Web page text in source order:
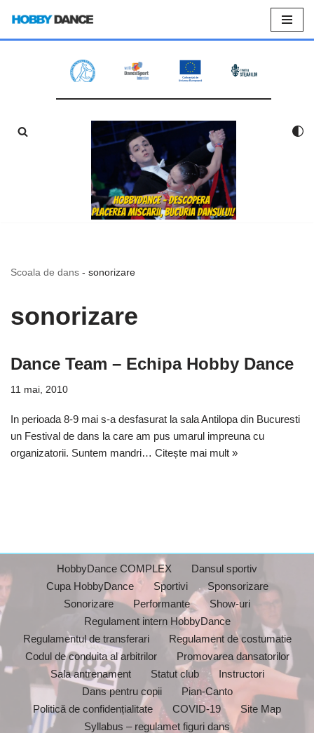
Sari
Scoala de dans - sonorizare
sonorizare
Dance Team – Echipa Hobby Dance
11 mai, 2010
In perioada 8-9 mai s-a desfasurat la sala Antilopa din Bucuresti
un Festival de dans la care am pus umarul impreuna cu
organizatorii. Suntem mandri… Citește mai mult »
HobbyDance COMPLEX
Dansul sportiv
Cupa HobbyDance
Sportivi
Sponsorizare
Sonorizare
Performante
Show-uri
Regulament intern HobbyDance
Regulamentul de transferari
Regulament de costumatie
Codul de conduita al arbitrilor
Promovarea dansatorilor
Sala antrenament
Statut club
Instructori
Dans pentru copii
Pian-Canto
Politică de confidențialitate
COVID-19
Site Map
Syllabus – regulamet figuri dans